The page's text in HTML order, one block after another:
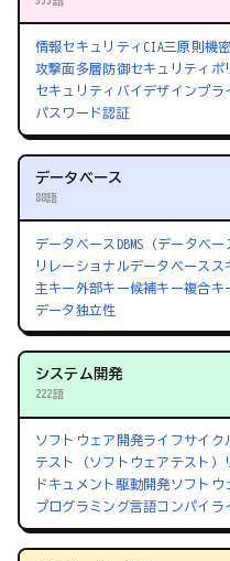
情報セキュリティ CIA三原則機
攻撃面多層防御セキュリティポ
セキュリティバイデザインプラ
パスワード認証
データベース
88語
データベース DBMS（データベ
リレーショナルデータベース ス
主キー外部キー候補キー複合キ
データ独立性
システム開発
222語
ソフトウェア開発ライフサイク
テスト（ソフトウェアテスト）
ドキュメント駆動開発ソフトウ
プログラミング言語コンパイラ